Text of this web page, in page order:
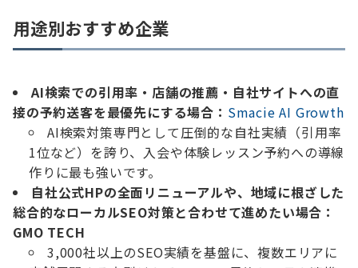
用途別おすすめ企業
AI検索での引用率・店舗の推薦・自社サイトへの直
接の予約送客を最優先にする場合： Smacie AI Growth
AI検索対策専門として圧倒的な自社実績（引用率
1位など）を誇り、入会や体験レッスン予約への導線
作りに最も強いです。
自社公式HPの全面リニューアルや、地域に根ざした
総合的なローカルSEO対策と合わせて進めたい場合：
GMO TECH
3,000社以上のSEO実績を基盤に、複数エリアに